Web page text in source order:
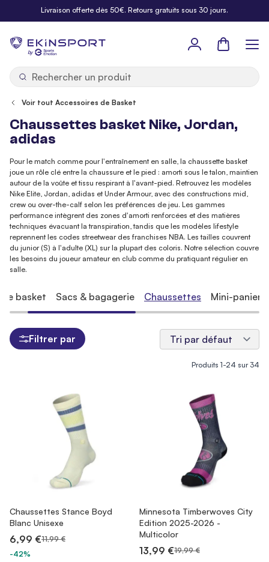
Allez au contenuLivraison offerte dès 50€. Retours gratuits sous 30 jours.
by
Panier
Voir tout Accessoires de Basket
Chaussettes basket Nike, Jordan,
adidas
Pour le match comme pour l'entraînement en salle, la chaussette basket
joue un rôle clé entre la chaussure et le pied : amorti sous le talon, maintien
autour de la voûte et tissu respirant à l'avant-pied. Retrouvez les modèles
Nike Elite, Jordan, adidas et Under Armour, avec des constructions mid,
crew ou over-the-calf selon les préférences de jeu. Les gammes
performance intègrent des zones d'amorti renforcées et des matières
techniques évacuant la transpiration, tandis que les modèles lifestyle
reprennent les codes streetwear des franchises NBA. Les tailles couvrent
du junior (S) à l'adulte (XL) sur la plupart des coloris. Notre sélection couvre
les besoins du joueur amateur en club comme du pratiquant régulier en
salle.
Produits 1-24 sur 34
Chaussettes Stance Boyd
Blanc Unisexe
6,99 €11,99 €
-42%
Minnesota Timberwoves City
Edition 2025-2026 -
Multicolor
13,99 €19,99 €
basket Sacs & bagagerie Chaussettes Mini-
Filtrer par